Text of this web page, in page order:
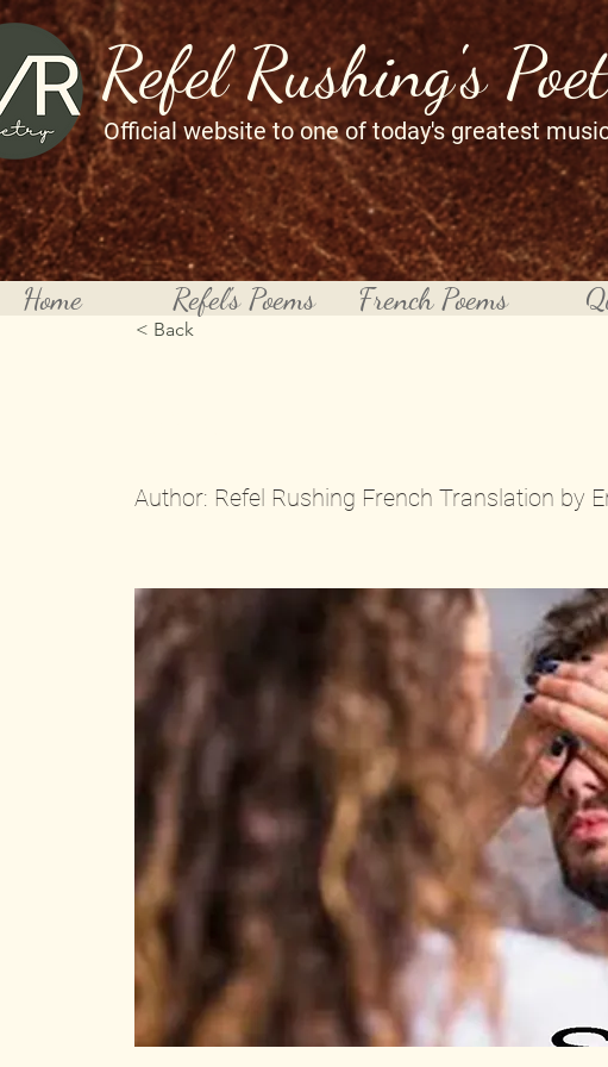
Refel Rushing's
Official website to one of today's greatest
< Back
Author: Refel Rushing French Translation by
Home Refel's Poems French Poems